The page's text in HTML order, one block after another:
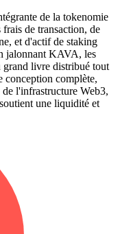
de la tokenomie
de transaction, de
et d'actif de staking
jalonnant KAVA, les
grand livre distribué tout
conception complète,
l'infrastructure Web3,
une liquidité et